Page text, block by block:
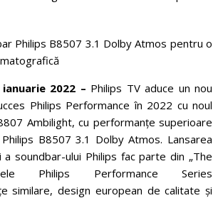
Philips B8507 3.1 Dolby Atmos pentru o
2022 – Philips TV aduce un nou
Philips Performance în 2022 cu noul
Ambilight, cu performanțe superioare
B8507 3.1 Dolby Atmos. Lansarea
soundbar-ului Philips fac parte din „The
Philips Performance Series
similare, design european de calitate și